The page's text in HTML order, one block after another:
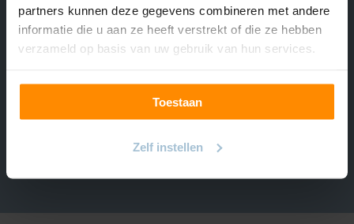
partners kunnen deze gegevens combineren met andere
informatie die u aan ze heeft verstrekt of die ze hebben
verzameld op basis van uw gebruik van hun services.
Toestaan
Zelf instellen
Ons assortiment
Inspiratie
Volg ons